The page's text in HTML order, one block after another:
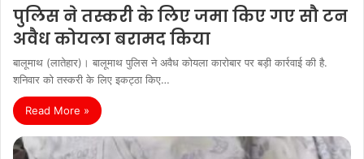
पुलिस ने तस्करी के लिए जमा किए गए सौ टन
अवैध कोयला बरामद किया
बालूमाथ (लातेहार)। बालूमाथ पुलिस ने अवैध कोयला कारोबार पर बड़ी कार्रवाई की है.
शनिवार को तस्करी के लिए इकट्ठा किए…
Read More »